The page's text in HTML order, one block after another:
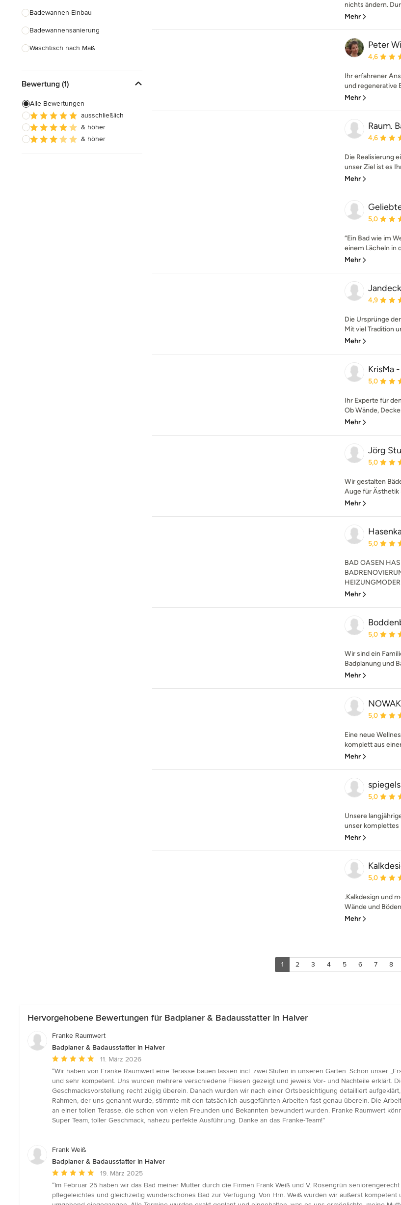
Badewannen-Einbau
Badewannensanierung
Waschtisch nach Maß
Gäste-WC Renovierung
Fugenlose Badezimmer
Badezimmereinbau
Alle anzeigen
Bewertung (1)
Alle Bewertungen
ausschließlich
& höher
& höher
nichts ändern.
Mehr
Peter
4,6
Ihr erfahrener
und regenerative
Mehr
Raum.
4,6
Die Realisierung
unser Ziel ist es
Mehr
5,0
“Ein Bad wie im
einem Lächeln in
Mehr
4,9
Die Ursprünge
Mit viel Tradition
Mehr
KrisMa
5,0
Ihr Experte für
Ob Wände,
Mehr
Jörg
5,0
Wir gestalten
Auge für Ästhetik
Mehr
5,0
BAD OASEN
Mehr
5,0
Wir sind ein
Badplanung und
Mehr
5,0
Eine neue
komplett aus
Mehr
5,0
Unsere
unser komplettes
Mehr
5,0
.Kalkdesign und
Wände und
Mehr
1 2 3 4 5 6 7 8
Hervorgehobene Bewertungen für Badplaner & Badausstatter in Halver
Franke Raumwert
Badplaner & Badausstatter in Halver
Durchschnittliche
Bewertung:
5
von
5
Sternen
11. März 2026
“Wir haben von Franke Raumwert eine Terasse bauen lassen incl. zwei Stufen in unseren Garten. Schon unser
und sehr kompetent. Uns wurden mehrere verschiedene Fliesen gezeigt und jeweils Vor- und Nachteile erklärt.
Geschmacksvorstellung recht zügig überein. Danach wurden wir nach einer Ortsbesichtigung detailliert
Rahmen, der uns genannt wurde, stimmte mit den tatsächlich ausgeführten Arbeiten fast genau überein. Die
an einer tollen Terasse, die schon von vielen Freunden und Bekannten bewundert wurden. Franke Raumwert
Super Team, toller Geschmack, nahezu perfekte Ausführung. Danke an das Franke-Team!”
Frank Weiß
Badplaner & Badausstatter in Halver
Durchschnittliche
Bewertung:
5
von
19. März 2025
“Im Februar 25 haben wir das Bad meiner Mutter durch die Firmen Frank Weiß und V. Rosengrün
pflegeleichtes und gleichzeitig wunderschönes Bad zur Verfügung. Von Hrn. Weiß wurden wir äußerst